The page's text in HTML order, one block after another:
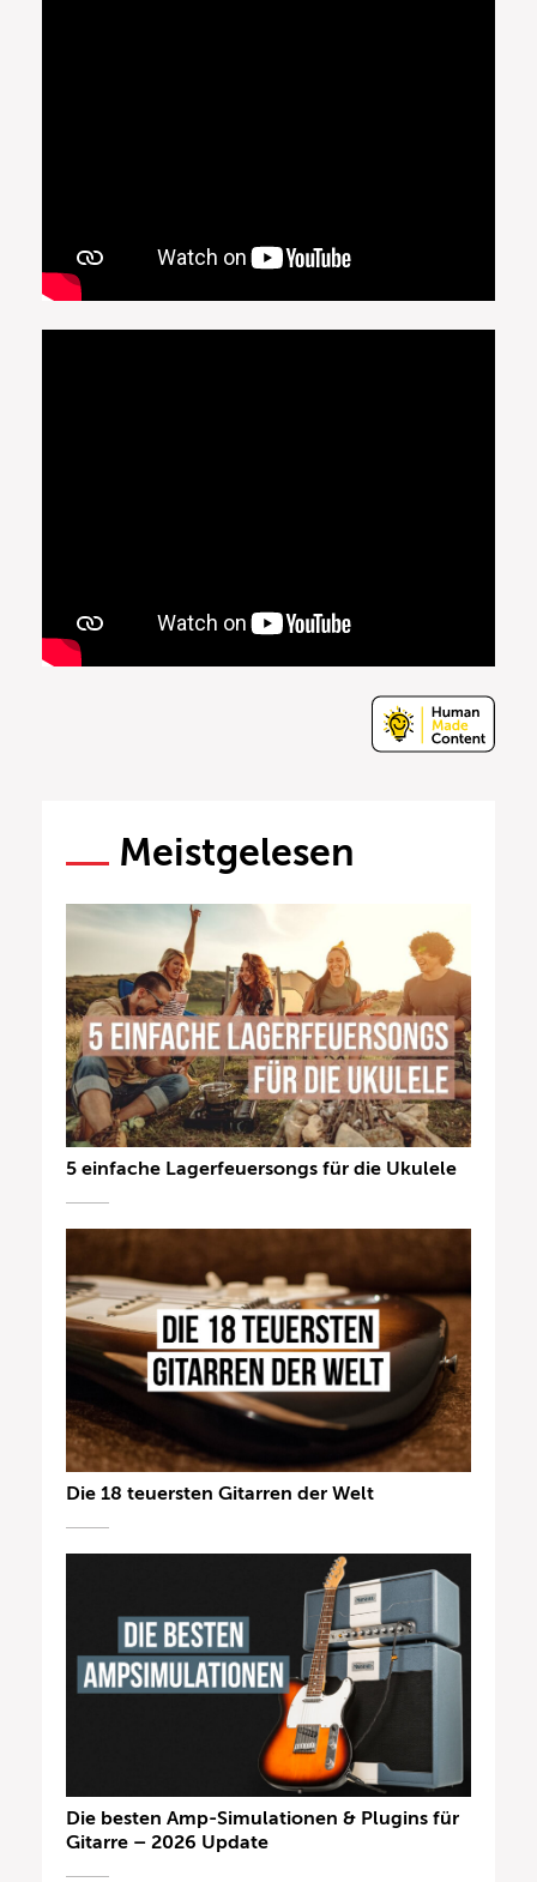
Meistgelesen
5 einfache Lagerfeuersongs für die Ukulele
Die 18 teuersten Gitarren der Welt
Die besten Amp-Simulationen & Plugins für
Gitarre – 2026 Update